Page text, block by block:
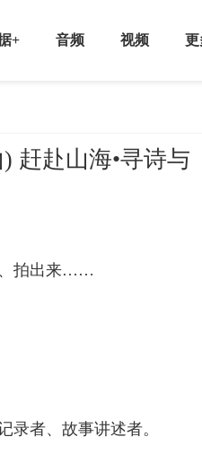
+ 音频 视频 更
赶赴山海•寻诗与
、拍出来……
录者、故事讲述者。